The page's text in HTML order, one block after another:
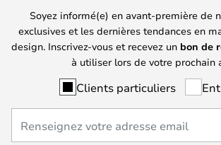
Soyez informé(e) en avant-première de
exclusives et les dernières tendances en
design. Inscrivez-vous et recevez un bon de
à utiliser lors de votre prochain
Clients particuliers